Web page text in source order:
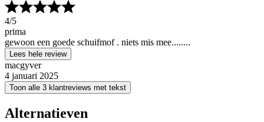
4/5
prima
gewoon een goede schuifmof . niets mis mee........
Lees hele review
macgyver
4 januari 2025
Toon alle 3 klantreviews met tekst
Alternatieven